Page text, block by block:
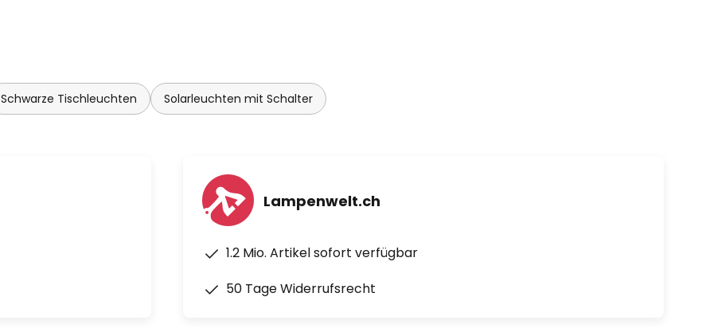
Schwarze Tischleuchten Solarleuchten mit Schalter
Lampenwelt.ch
1.2 Mio. Artikel sofort verfügbar
50 Tage Widerrufsrecht